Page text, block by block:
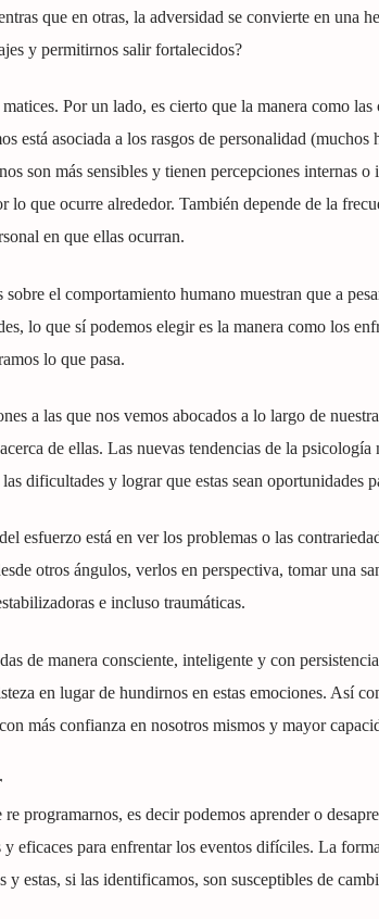
que en otras, la adversidad se convierte en una
y permitirnos salir fortalecidos?
Por un lado, es cierto que la manera como
está asociada a los rasgos de personalidad
son más sensibles y tienen percepciones internas
lo que ocurre alrededor. También depende de la
en que ellas ocurran.
el comportamiento humano muestran que a
lo que sí podemos elegir es la manera como los
lo que pasa.
a las que nos vemos abocados a lo largo de
de ellas. Las nuevas tendencias de la psicología
dificultades y lograr que estas sean oportunidades
esfuerzo está en ver los problemas o las
otros ángulos, verlos en perspectiva, tomar una
e incluso traumáticas.
de manera consciente, inteligente y con
en lugar de hundirnos en estas emociones. Así
más confianza en nosotros mismos y mayor
re programarnos, es decir podemos aprender o
y eficaces para enfrentar los eventos difíciles. La
y estas, si las identificamos, son susceptibles de